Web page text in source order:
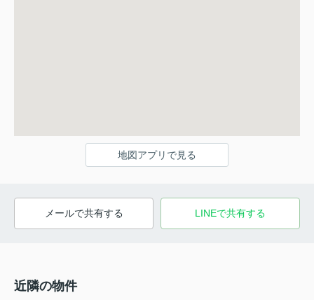
地図アプリで見る
メールで共有する LINEで共有する
近隣の物件